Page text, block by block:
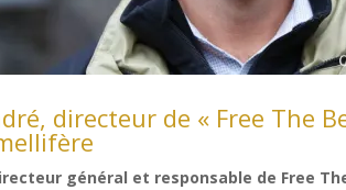
directeur de « Free The
général et responsable de Free